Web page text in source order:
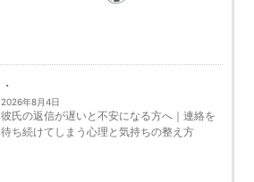
2026年8月4日
彼氏の返信が遅いと不安になる方へ｜連絡を
待ち続けてしまう心理と気持ちの整え方